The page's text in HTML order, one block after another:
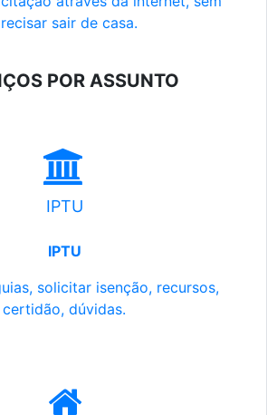
sair de casa.
POR ASSUNTO
IPTU
IPTU
solicitar isenção, recursos,
certidão, dúvidas.